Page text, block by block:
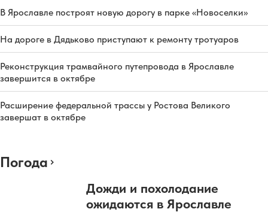
В Ярославле построят новую дорогу в парке «Новоселки»
На дороге в Дядьково приступают к ремонту тротуаров
Реконструкция трамвайного путепровода в Ярославле
завершится в октябре
Расширение федеральной трассы у Ростова Великого
завершат в октябре
Погода
Дожди и похолодание
ожидаются в Ярославле